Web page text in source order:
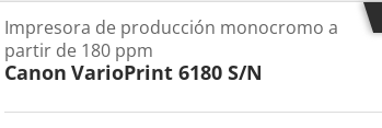
Impresora de producción monocromo a
partir de 180 ppm
Canon VarioPrint 6180 S/N